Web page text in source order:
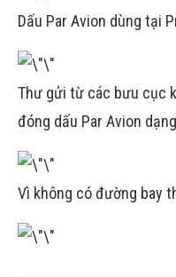
Dấu Par Avion dùng tại
Thư gửi từ các bưu cục
đóng dấu Par Avion
Vì không có đường bay